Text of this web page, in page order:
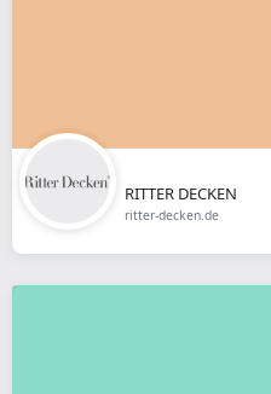
RITTER DECKEN
ritter-decken.de